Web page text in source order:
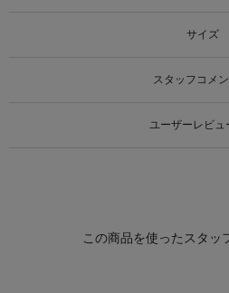
サイズ
スタッフコメ
ユーザーレビュ